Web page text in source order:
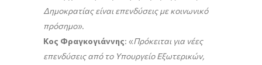
Δημοκρατίας είναι επενδύσεις με κοινωνικό
πρόσημο».
Κος Φραγκογιάννης: «Πρόκειται για νέες
επενδύσεις από το Υπουργείο Εξωτερικών,